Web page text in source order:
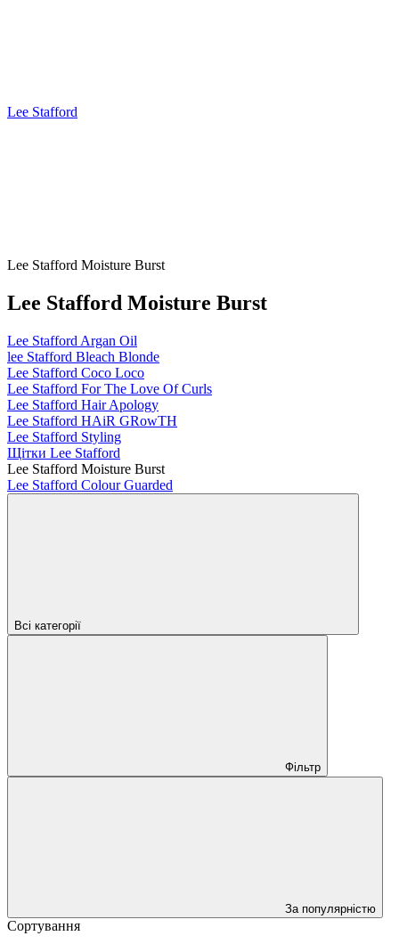
Lee Stafford
Lee Stafford Moisture Burst
Lee Stafford Moisture Burst
Lee Stafford Argan Oil
lee Stafford Bleach Blonde
Lee Stafford Coco Loco
Lee Stafford For The Love Of Curls
Lee Stafford Hair Apology
Lee Stafford HAiR GRowTH
Lee Stafford Styling
Щітки Lee Stafford
Lee Stafford Moisture Burst
Lee Stafford Colour Guarded
Всі категорії
Фільтр
За популярністю
Сортування